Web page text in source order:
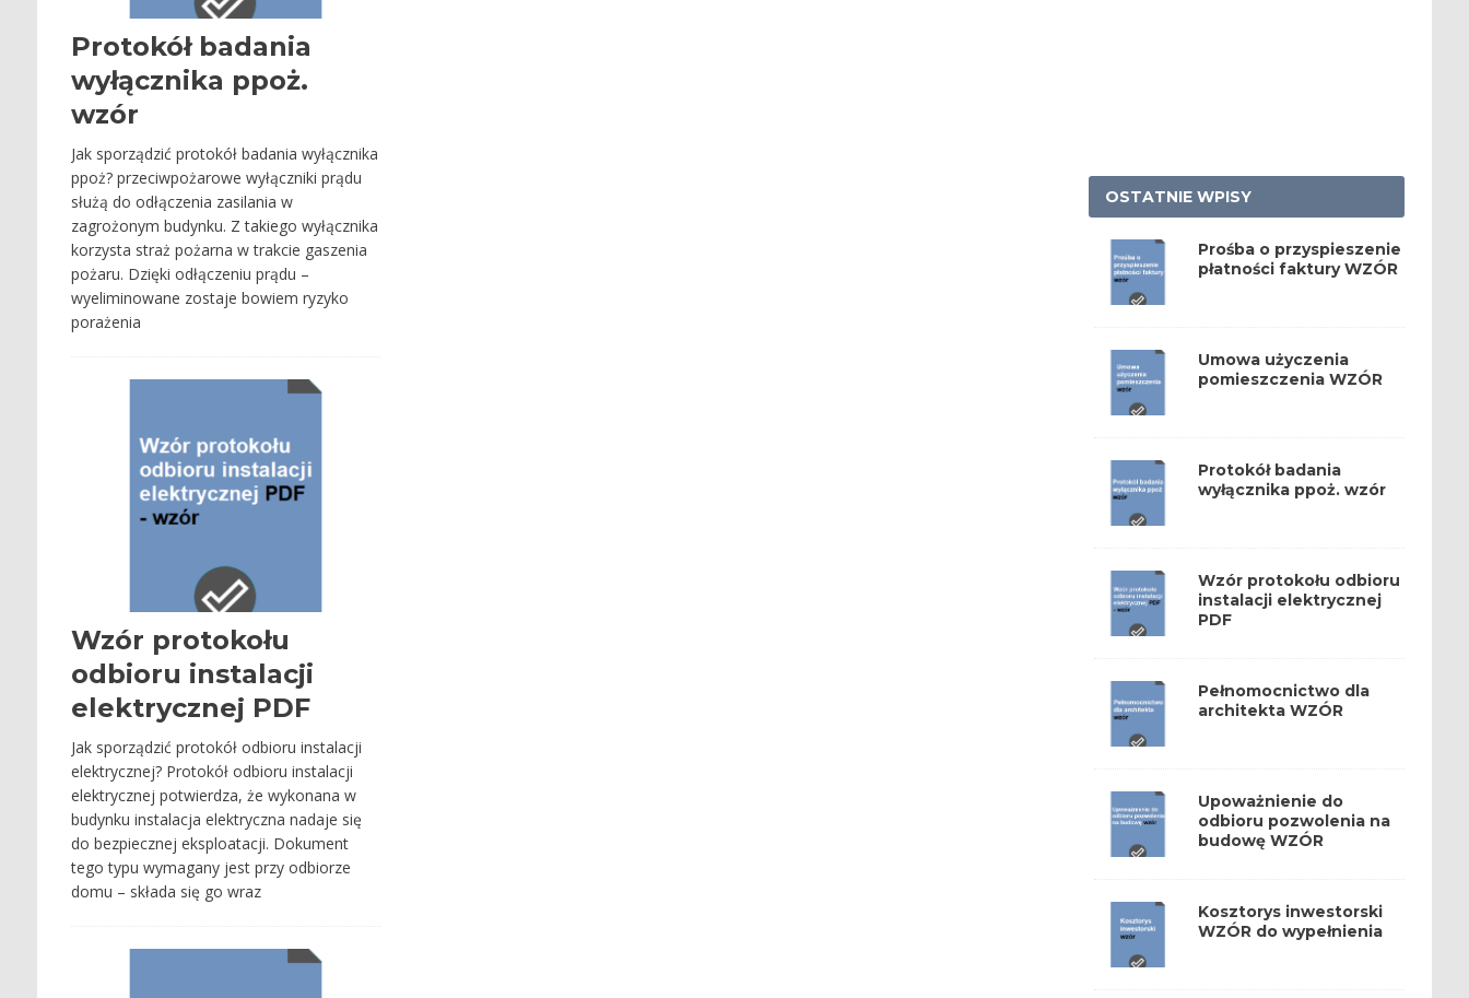
Protokół badania
wyłącznika ppoż.
wzór
Jak sporządzić protokół badania wyłącznika
ppoż? przeciwpożarowe wyłączniki prądu
służą do odłączenia zasilania w
zagrożonym budynku. Z takiego wyłącznika
korzysta straż pożarna w trakcie gaszenia
pożaru. Dzięki odłączeniu prądu –
wyeliminowane zostaje bowiem ryzyko
porażenia
Wzór protokołu
odbioru instalacji
elektrycznej PDF
Jak sporządzić protokół odbioru instalacji
elektrycznej? Protokół odbioru instalacji
elektrycznej potwierdza, że wykonana w
budynku instalacja elektryczna nadaje się
do bezpiecznej eksploatacji. Dokument
tego typu wymagany jest przy odbiorze
domu – składa się go wraz
OSTATNIE WPISY
Prośba o przyspieszenie
płatności faktury WZÓR
Umowa użyczenia
pomieszczenia WZÓR
Protokół badania
wyłącznika ppoż. wzór
Wzór protokołu odbioru
instalacji elektrycznej
PDF
Pełnomocnictwo dla
architekta WZÓR
Upoważnienie do
odbioru pozwolenia na
budowę WZÓR
Kosztorys inwestorski
WZÓR do wypełnienia